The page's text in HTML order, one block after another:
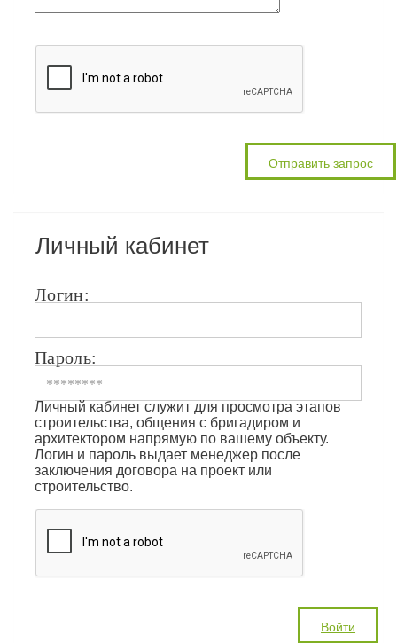
Личный кабинет
Логин:
Пароль:
Личный кабинет служит для просмотра этапов
строительства, общения с бригадиром и
архитектором напрямую по вашему объекту.
Логин и пароль выдает менеджер после
заключения договора на проект или
строительство.